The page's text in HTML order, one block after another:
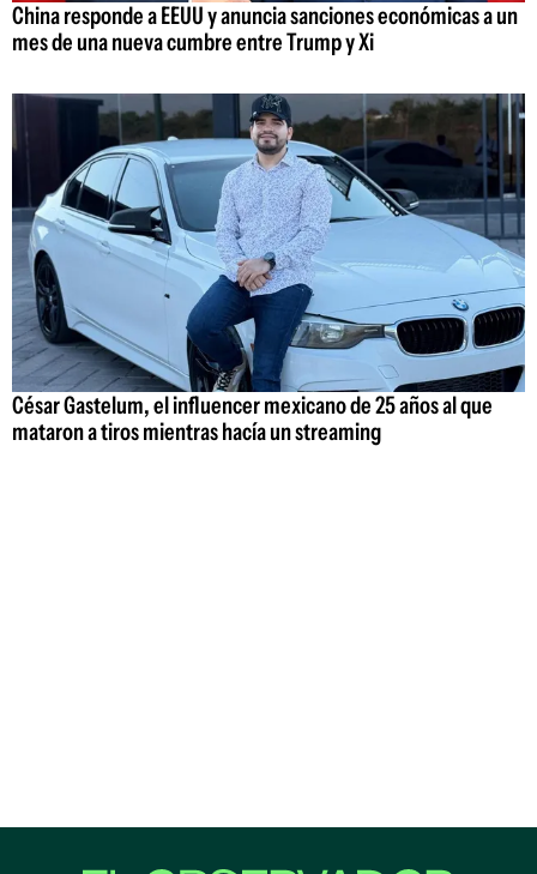
China responde a EEUU y anuncia sanciones económicas a un
mes de una nueva cumbre entre Trump y Xi
César Gastelum, el influencer mexicano de 25 años al que
mataron a tiros mientras hacía un streaming